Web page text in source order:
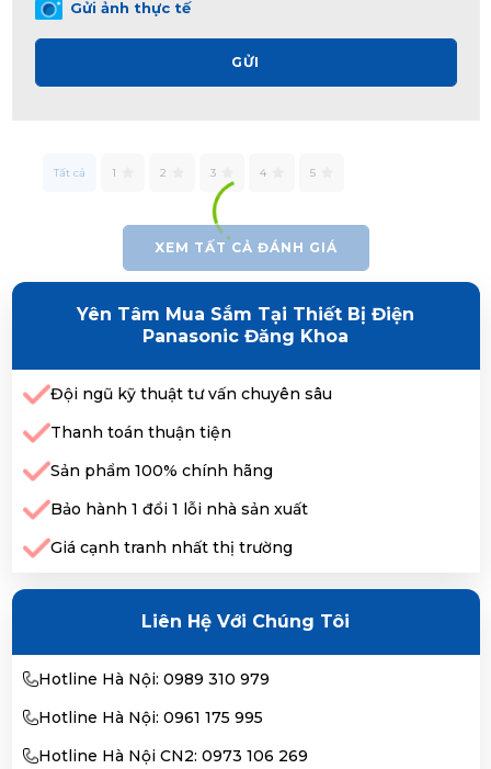
Gửi ảnh thực tế
GỬI
Tất cả 1 2 3 4 5
XEM TẤT CẢ ĐÁNH GIÁ
Yên Tâm Mua Sắm Tại Thiết Bị Điện
Panasonic Đăng Khoa
Đội ngũ kỹ thuật tư vấn chuyên sâu
Thanh toán thuận tiện
Sản phẩm 100% chính hãng
Bảo hành 1 đổi 1 lỗi nhà sản xuất
Giá cạnh tranh nhất thị trường
Liên Hệ Với Chúng Tôi
Hotline Hà Nội: 0989 310 979
Hotline Hà Nội: 0961 175 995
Hotline Hà Nội CN2: 0973 106 269